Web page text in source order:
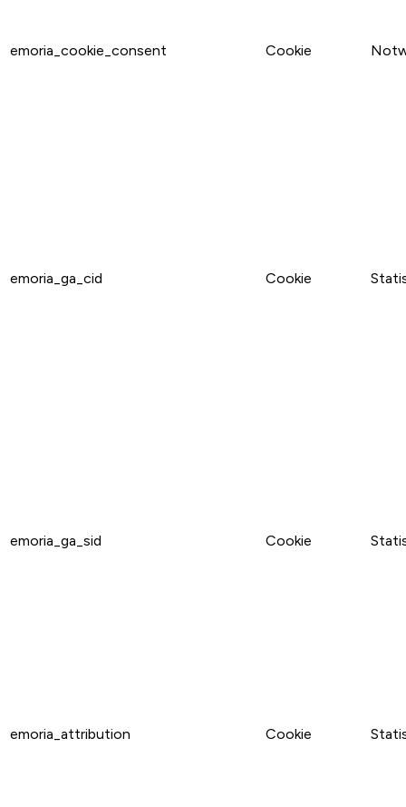
emoria_cookie_consent Cookie
emoria_ga_cid Cookie
emoria_ga_sid Cookie
emoria_attribution Cookie